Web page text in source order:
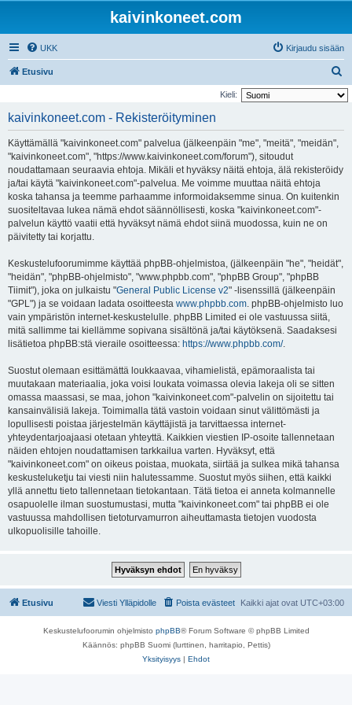
kaivinkoneet.com
UKK Kirjaudu sisään
Etusivu
t
Kieli:
kaivinkoneet.com - Rekisteröityminen
Käyttämällä "kaivinkoneet.com" palvelua (jälkeenpäin "me", "meitä", "meidän",
"kaivinkoneet.com", "https://www.kaivinkoneet.com/forum"), sitoudut
noudattamaan seuraavia ehtoja. Mikäli et hyväksy näitä ehtoja, älä rekisteröidy
ja/tai käytä "kaivinkoneet.com"-palvelua. Me voimme muuttaa näitä ehtoja
koska tahansa ja teemme parhaamme informoidaksemme sinua. On kuitenkin
suositeltavaa lukea nämä ehdot säännöllisesti, koska "kaivinkoneet.com"-
palvelun käyttö vaatii että hyväksyt nämä ehdot siinä muodossa, kuin ne on
päivitetty tai korjattu.
Keskustelufoorumimme käyttää phpBB-ohjelmistoa, (jälkeenpäin "he", "heidät",
"heidän", "phpBB-ohjelmisto", "www.phpbb.com", "phpBB Group", "phpBB
Tiimit"), joka on julkaistu "General Public License v2" -lisenssillä (jälkeenpäin
"GPL") ja se voidaan ladata osoitteesta www.phpbb.com. phpBB-ohjelmisto luo
vain ympäristön internet-keskustelulle. phpBB Limited ei ole vastuussa siitä,
mitä sallimme tai kiellämme sopivana sisältönä ja/tai käytöksenä. Saadaksesi
lisätietoa phpBB:stä vieraile osoitteessa: https://www.phpbb.com/.
Suostut olemaan esittämättä loukkaavaa, vihamielistä, epämoraalista tai
muutakaan materiaalia, joka voisi loukata voimassa olevia lakeja oli se sitten
omassa maassasi, se maa, johon "kaivinkoneet.com"-palvelin on sijoitettu tai
kansainvälisiä lakeja. Toimimalla tätä vastoin voidaan sinut välittömästi ja
lopullisesti poistaa järjestelmän käyttäjistä ja tarvittaessa internet-
yhteydentarjoajaasi otetaan yhteyttä. Kaikkien viestien IP-osoite tallennetaan
näiden ehtojen noudattamisen tarkkailua varten. Hyväksyt, että
"kaivinkoneet.com" on oikeus poistaa, muokata, siirtää ja sulkea mikä tahansa
keskusteluketju tai viesti niin halutessamme. Suostut myös siihen, että kaikki
yllä annettu tieto tallennetaan tietokantaan. Tätä tietoa ei anneta kolmannelle
osapuolelle ilman suostumustasi, mutta "kaivinkoneet.com" tai phpBB ei ole
vastuussa mahdollisen tietoturvamurron aiheuttamasta tietojen vuodosta
ulkopuolisille tahoille.
Etusivu Kaikki ajat ovat UTC+03:00
Poista evästeet
Viesti Ylläpidolle
Keskustelufoorumin ohjelmisto phpBB® Forum Software © phpBB Limited
Käännös: phpBB Suomi (lurttinen, harritapio, Pettis)
Yksityisyys | Ehdot